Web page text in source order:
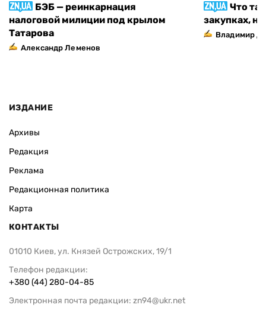
БЭБ — реинкарнация
налоговой милиции под крылом
Татарова
Александр Леменов
Что
закупках,
Владимир
ИЗДАНИЕ
Архивы
Редакция
Реклама
Редакционная политика
Карта
КОНТАКТЫ
01010 Киев, ул. Князей Острожских, 19/1
Телефон редакции:
+380 (44) 280-04-85
Электронная почта редакции: zn94@ukr.net